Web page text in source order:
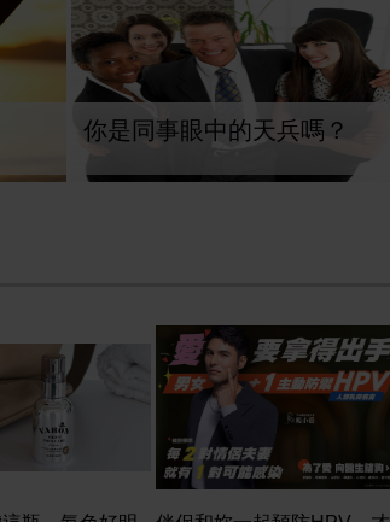
你是同事眼中的天兵嗎？